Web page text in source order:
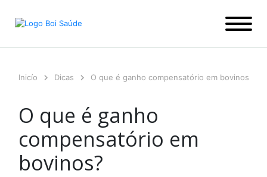
para
Inicío Dicas O que é ganho compensatório em bovinos?
O que é ganho
compensatório em
bovinos?